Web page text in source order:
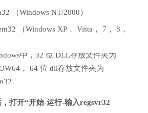
（Windows NT/2000）
（Windows XP， Vista， 7， 8，
中，32 位 DLL存放文件夹为
， 64 位 dll存放文件夹为
。
打开“开始-运行-输入regsvr32